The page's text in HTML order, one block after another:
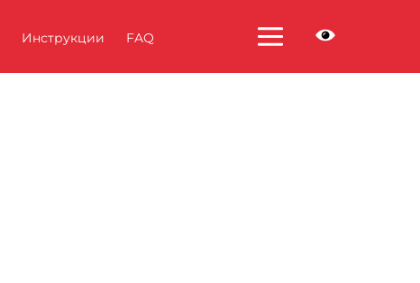
Инструкции FAQ